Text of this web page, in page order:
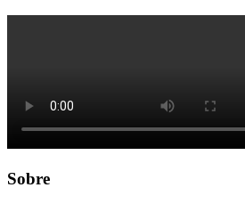
Sobre